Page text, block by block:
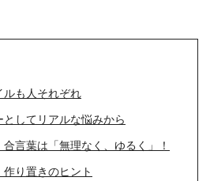
も人それぞれ
してリアルな悩みから
言葉は「無理なく、ゆるく」！
り置きのヒント